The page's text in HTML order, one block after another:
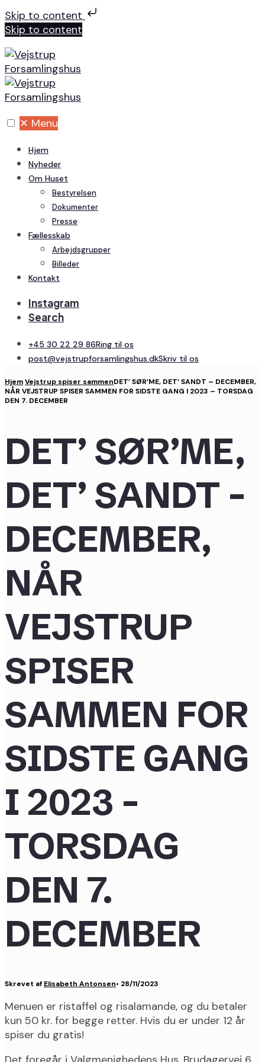
Skip to content
Skip to content
✕ Menu
Hjem
Nyheder
Om Huset
Bestyrelsen
Dokumenter
Presse
Fællesskab
Arbejdsgrupper
Billeder
Kontakt
Instagram
Search
+45 30 22 29 86Ring til os
post@vejstrupforsamlingshus.dkSkriv til os
HjemVejstrup spiser sammenDET’ SØR’ME, DET’ SANDT – DECEMBER,
NÅR VEJSTRUP SPISER SAMMEN FOR SIDSTE GANG I 2023 – TORSDAG
DEN 7. DECEMBER
DET’ SØR’ME,
DET’ SANDT –
DECEMBER,
NÅR
VEJSTRUP
SPISER
SAMMEN FOR
SIDSTE GANG
I 2023 –
TORSDAG
DEN 7.
DECEMBER
Skrevet af Elisabeth Antonsen• 28/11/2023
Menuen er ristaffel og risalamande, og du betaler
kun 50 kr. for begge retter. Hvis du er under 12 år
spiser du gratis!